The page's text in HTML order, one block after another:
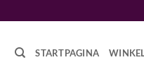
STARTPAGINA